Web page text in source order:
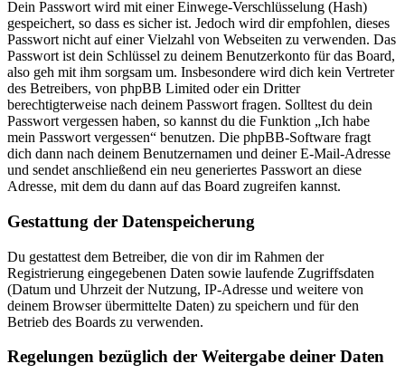
Dein Passwort wird mit einer Einwege-Verschlüsselung (Hash)
gespeichert, so dass es sicher ist. Jedoch wird dir empfohlen, dieses
Passwort nicht auf einer Vielzahl von Webseiten zu verwenden. Das
Passwort ist dein Schlüssel zu deinem Benutzerkonto für das Board,
also geh mit ihm sorgsam um. Insbesondere wird dich kein Vertreter
des Betreibers, von phpBB Limited oder ein Dritter
berechtigterweise nach deinem Passwort fragen. Solltest du dein
Passwort vergessen haben, so kannst du die Funktion „Ich habe
mein Passwort vergessen“ benutzen. Die phpBB-Software fragt
dich dann nach deinem Benutzernamen und deiner E-Mail-Adresse
und sendet anschließend ein neu generiertes Passwort an diese
Adresse, mit dem du dann auf das Board zugreifen kannst.
Gestattung der Datenspeicherung
Du gestattest dem Betreiber, die von dir im Rahmen der
Registrierung eingegebenen Daten sowie laufende Zugriffsdaten
(Datum und Uhrzeit der Nutzung, IP-Adresse und weitere von
deinem Browser übermittelte Daten) zu speichern und für den
Betrieb des Boards zu verwenden.
Regelungen bezüglich der Weitergabe deiner Daten